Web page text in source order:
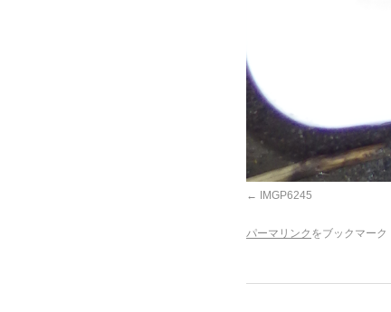
IMGP6245
パーマリンク をブックマーク